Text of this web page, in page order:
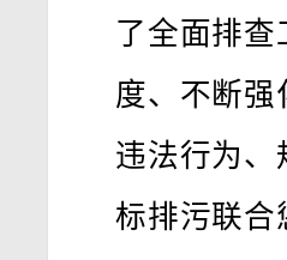
了全面排
度、不断强
违法行为、
标排污联合